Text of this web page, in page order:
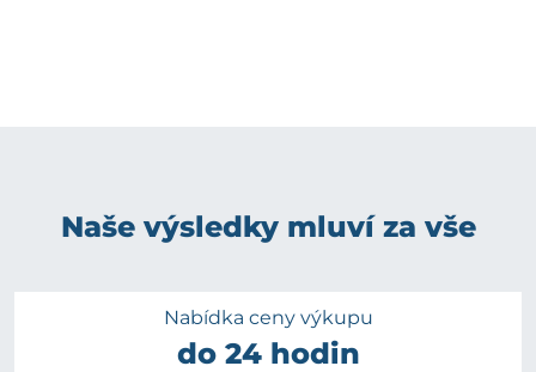
Naše výsledky mluví za vše
Nabídka ceny výkupu
do 24 hodin